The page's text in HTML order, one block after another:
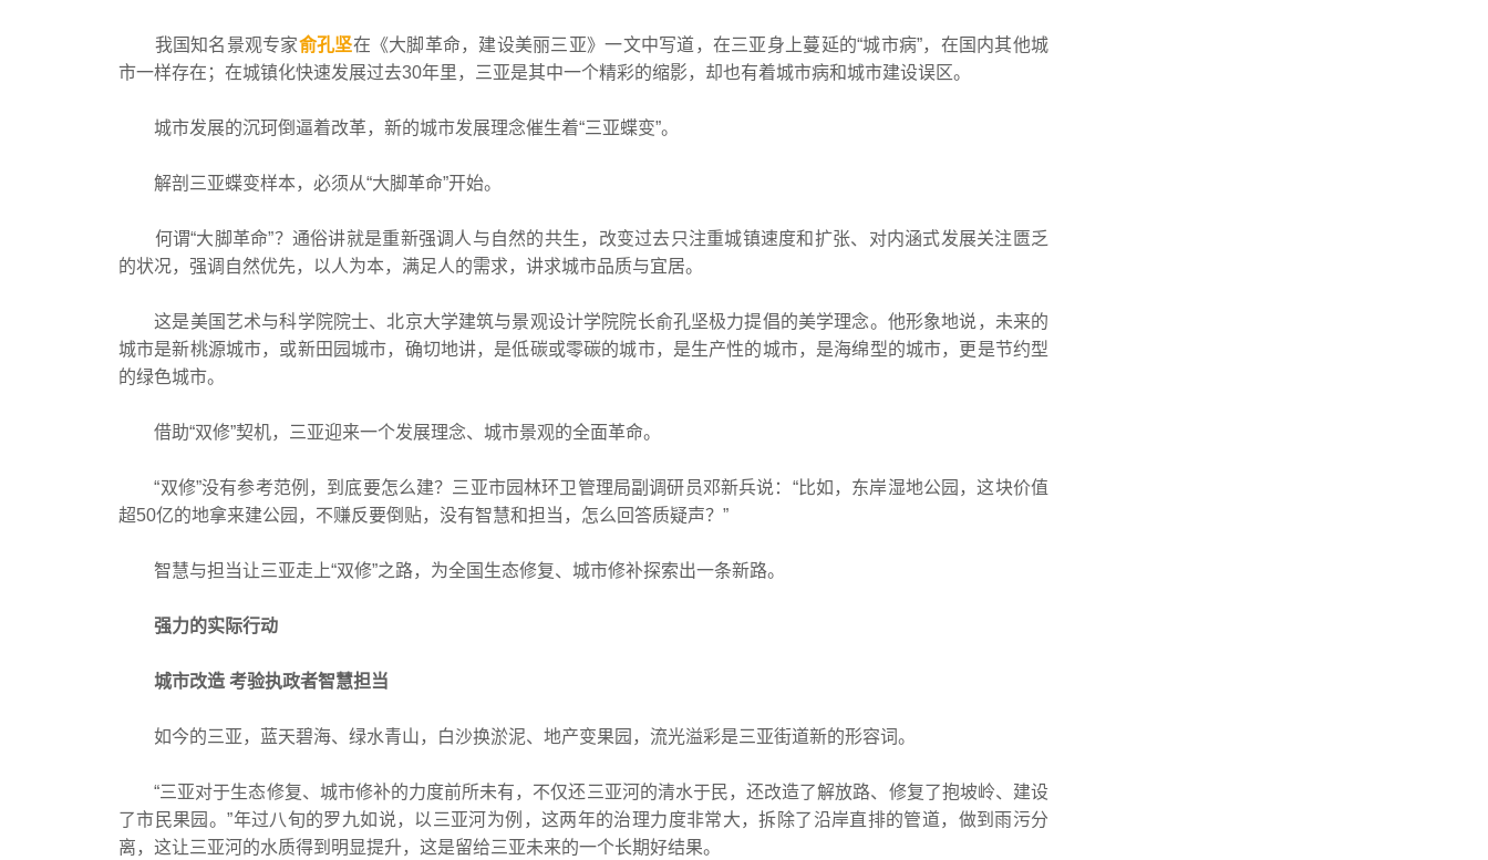
我国知名景观专家俞孔坚在《大脚革命，建设美丽三亚》一文中写道，在三亚身上蔓延的“城市病”，在国内其他城
市一样存在；在城镇化快速发展过去30年里，三亚是其中一个精彩的缩影，却也有着城市病和城市建设误区。
城市发展的沉珂倒逼着改革，新的城市发展理念催生着“三亚蝶变”。
解剖三亚蝶变样本，必须从“大脚革命”开始。
何谓“大脚革命”？通俗讲就是重新强调人与自然的共生，改变过去只注重城镇速度和扩张、对内涵式发展关注匮乏
的状况，强调自然优先，以人为本，满足人的需求，讲求城市品质与宜居。
这是美国艺术与科学院院士、北京大学建筑与景观设计学院院长俞孔坚极力提倡的美学理念。他形象地说，未来的
城市是新桃源城市，或新田园城市，确切地讲，是低碳或零碳的城市，是生产性的城市，是海绵型的城市，更是节约型
的绿色城市。
借助“双修”契机，三亚迎来一个发展理念、城市景观的全面革命。
“双修”没有参考范例，到底要怎么建？三亚市园林环卫管理局副调研员邓新兵说：“比如，东岸湿地公园，这块价值
超50亿的地拿来建公园，不赚反要倒贴，没有智慧和担当，怎么回答质疑声？”
智慧与担当让三亚走上“双修”之路，为全国生态修复、城市修补探索出一条新路。
强力的实际行动
城市改造 考验执政者智慧担当
如今的三亚，蓝天碧海、绿水青山，白沙换淤泥、地产变果园，流光溢彩是三亚街道新的形容词。
“三亚对于生态修复、城市修补的力度前所未有，不仅还三亚河的清水于民，还改造了解放路、修复了抱坡岭、建设
了市民果园。”年过八旬的罗九如说，以三亚河为例，这两年的治理力度非常大，拆除了沿岸直排的管道，做到雨污分
离，这让三亚河的水质得到明显提升，这是留给三亚未来的一个长期好结果。